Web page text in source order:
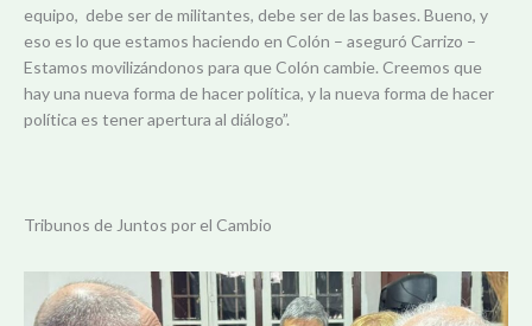
equipo, debe ser de militantes, debe ser de las bases. Bueno, y
eso es lo que estamos haciendo en Colón – aseguró Carrizo –
Estamos movilizándonos para que Colón cambie. Creemos que
hay una nueva forma de hacer política, y la nueva forma de hacer
política es tener apertura al diálogo”.
Tribunos de Juntos por el Cambio